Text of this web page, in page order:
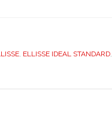
, ELLISSE IDEAL STANDARD,